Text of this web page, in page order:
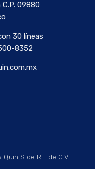
C.P. 09880
30 líneas
8352
S de R.L de C.V